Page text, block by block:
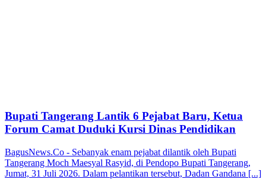
Bupati Tangerang Lantik 6 Pejabat Baru, Ketua
Forum Camat Duduki Kursi Dinas Pendidikan
BagusNews.Co - Sebanyak enam pejabat dilantik oleh Bupati
Tangerang Moch Maesyal Rasyid, di Pendopo Bupati Tangerang,
Jumat, 31 Juli 2026. Dalam pelantikan tersebut, Dadan Gandana [...]